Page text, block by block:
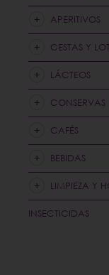
APERITIVOS
CESTAS Y
LÁCTEOS
CONSERVAS
CAFÉS
BEBIDAS
LIMPIEZA Y
INSECTICIDAS